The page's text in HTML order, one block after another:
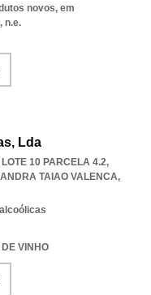
novos, em
n.e.
Lda
10 PARCELA 4.2,
TAIAO VALENCA,
VINHO